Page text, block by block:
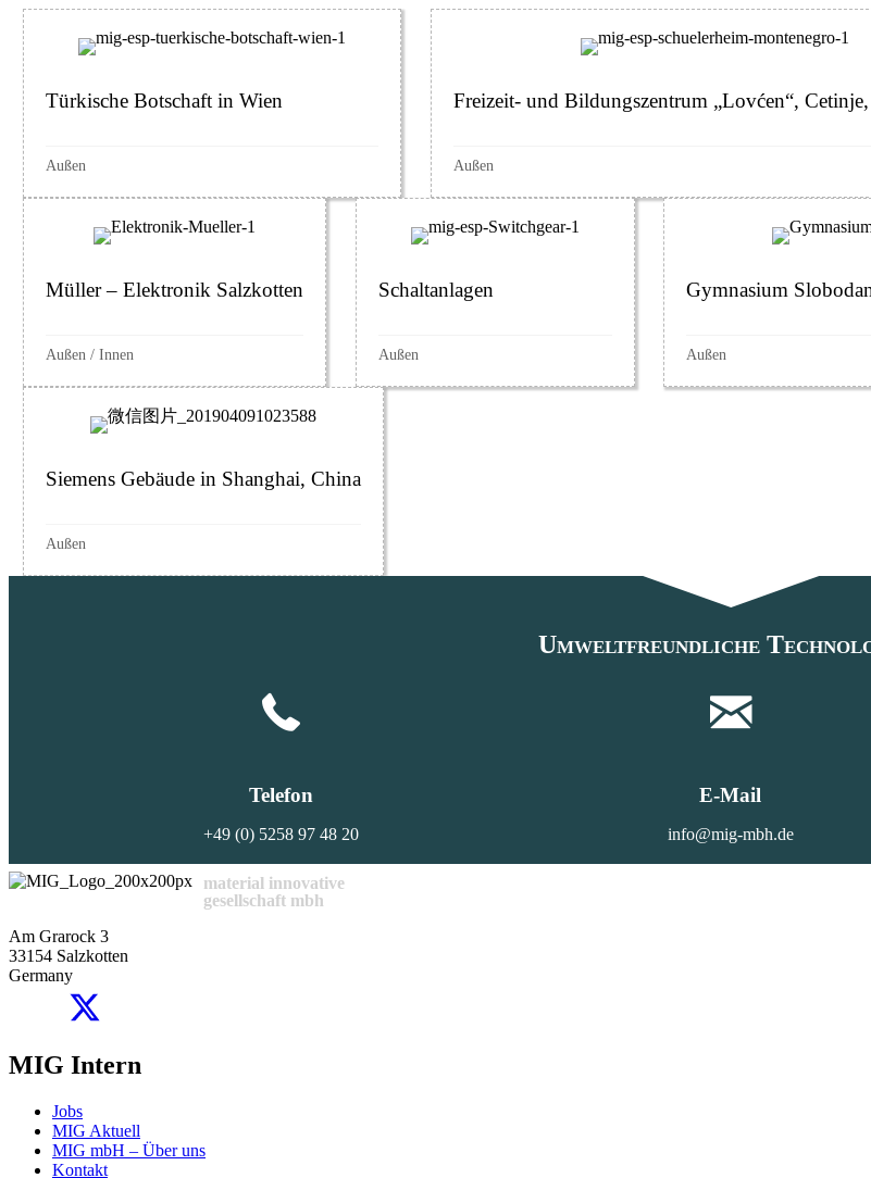
Türkische Botschaft in Wien
Außen
Freizeit- und Bildungszentrum „Lovćen“,
Außen
Müller – Elektronik Salzkotten
Außen /Innen
Schaltanlagen
Außen
Gymnasium
Außen
Siemens Gebäude in Shanghai, China
Außen
Umweltfreundliche
Telefon
+49 (0) 5258 97 48 20
E-Mail
info@mig-mbh.de
material innovative
gesellschaft mbh
Am Grarock 3
33154 Salzkotten
Germany
MIG Intern
Jobs
MIG Aktuell
MIG mbH – Über uns
Kontakt